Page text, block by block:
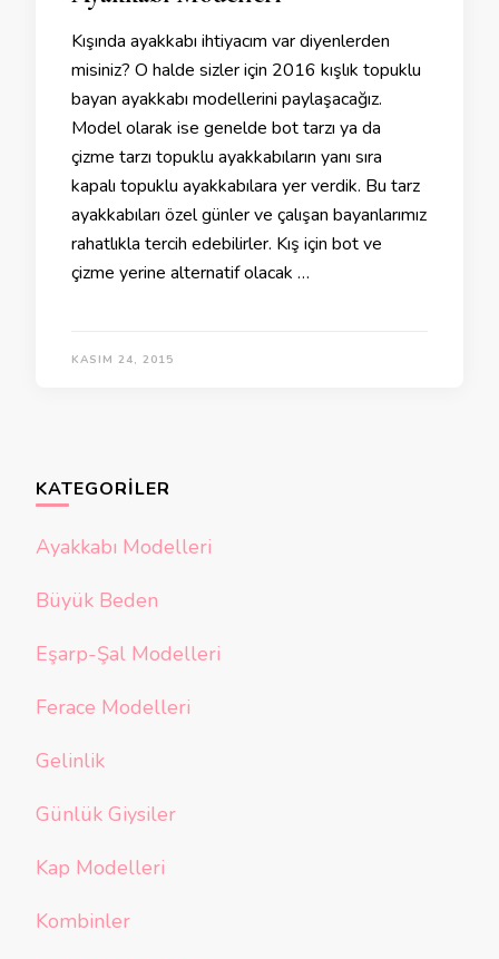
Kışında ayakkabı ihtiyacım var diyenlerden
misiniz? O halde sizler için 2016 kışlık topuklu
bayan ayakkabı modellerini paylaşacağız.
Model olarak ise genelde bot tarzı ya da
çizme tarzı topuklu ayakkabıların yanı sıra
kapalı topuklu ayakkabılara yer verdik. Bu tarz
ayakkabıları özel günler ve çalışan bayanlarımız
rahatlıkla tercih edebilirler. Kış için bot ve
çizme yerine alternatif olacak …
KASIM 24, 2015
KATEGORILER
Ayakkabı Modelleri
Büyük Beden
Eşarp-Şal Modelleri
Ferace Modelleri
Gelinlik
Günlük Giysiler
Kap Modelleri
Kombinler